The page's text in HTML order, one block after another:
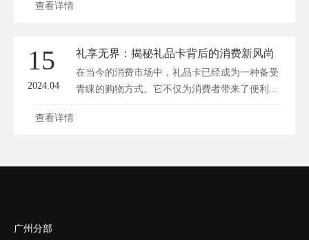
查看详情
15
2024.04
礼享无界：揭秘礼品卡背后的消费新风尚
在当今的消费市场中，礼品卡已经成为一种备受
青睐的购物方式。它不仅为消费者带来了便利...
查看详情
广州分部